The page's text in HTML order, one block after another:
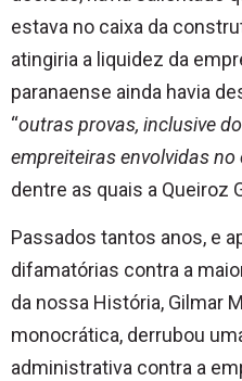
estava no caixa da
atingiria a liquidez da
paranaense ainda havia
“outras provas, inclusive
empreiteiras envolvidas
dentre as quais a Queiroz
Passados tantos anos, e
difamatórias contra a
da nossa História, Gilmar
monocrática, derrubou
administrativa contra a